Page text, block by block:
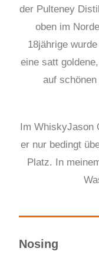
der Pulteney
oben im
18jährige
eine satt
auf
Im WhiskyJason
er nur bedingt
Platz. In
Nosing